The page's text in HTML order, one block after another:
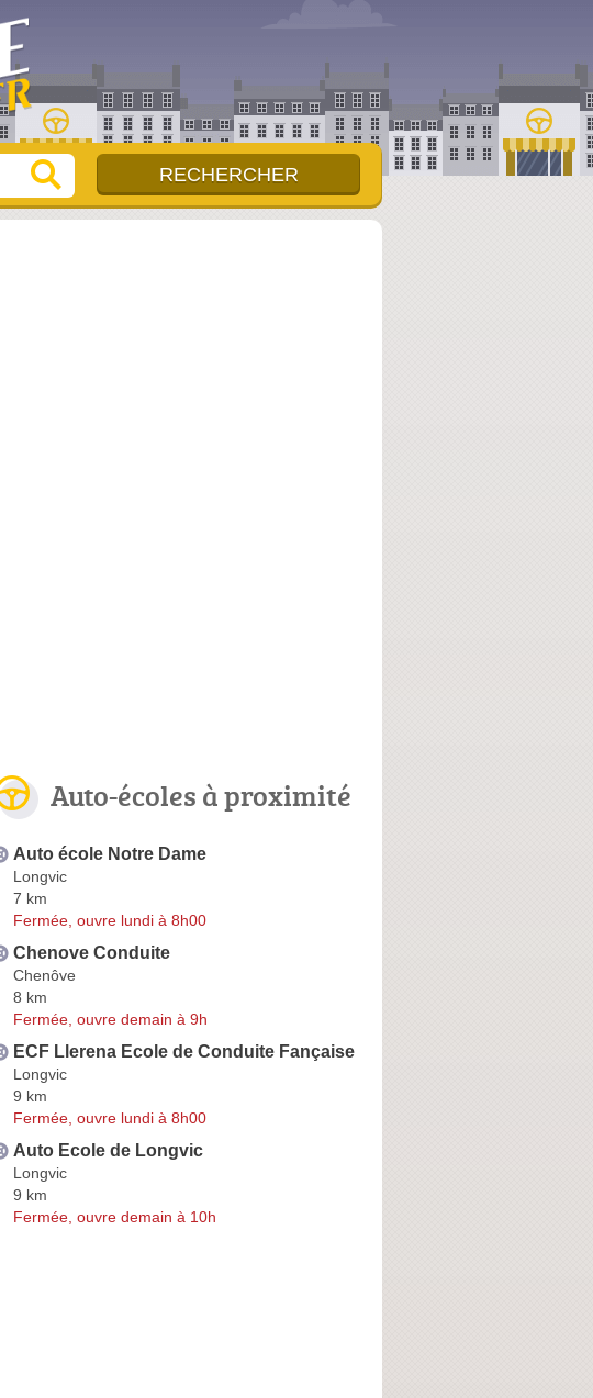
Auto-écoles à proximité
Auto école Notre Dame
Longvic
7 km
Fermée, ouvre lundi à 8h00
Chenove Conduite
Chenôve
8 km
Fermée, ouvre demain à 9h
ECF Llerena Ecole de Conduite Fançaise
Longvic
9 km
Fermée, ouvre lundi à 8h00
Auto Ecole de Longvic
Longvic
9 km
Fermée, ouvre demain à 10h